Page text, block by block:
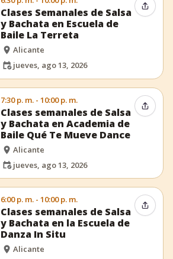
Clases Semanales de Salsa
y Bachata en Escuela de
Baile La Terreta
Alicante
jueves, ago 13, 2026
7:30 p. m. - 10:00 p. m.
Clases semanales de Salsa
y Bachata en Academia de
Baile Qué Te Mueve Dance
Alicante
jueves, ago 13, 2026
6:00 p. m. - 10:00 p. m.
Clases semanales de Salsa
y Bachata en la Escuela de
Danza In Situ
Alicante